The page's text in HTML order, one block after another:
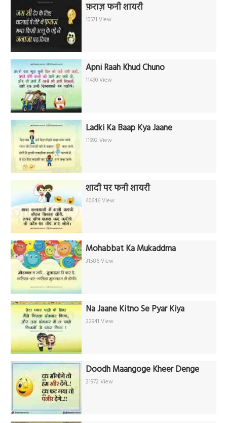
फ़राज़ फनी शायरी
10571 View
Apni Raah Khud Chuno
11490 View
Ladki Ka Baap Kya Jaane
11992 View
शादी पर फनी शायरी
40646 View
Mohabbat Ka Mukaddma
31586 View
Na Jaane Kitno Se Pyar Kiya
22941 View
Doodh Maangoge Kheer Denge
21972 View